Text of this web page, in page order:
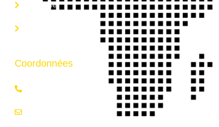
Galerie
Coordonnées